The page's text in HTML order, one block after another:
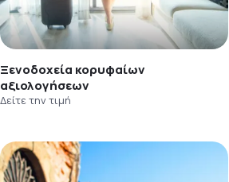
Ξενοδοχεία κορυφαίων
αξιολογήσεων
Δείτε την τιμή